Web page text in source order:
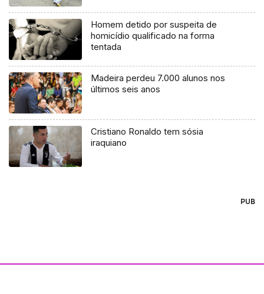
Homem detido por suspeita de
homicídio qualificado na forma
tentada
Madeira perdeu 7.000 alunos nos
últimos seis anos
Cristiano Ronaldo tem sósia
iraquiano
PUB